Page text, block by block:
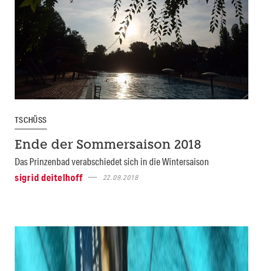
TSCHÜSS
Ende der Sommersaison 2018
Das Prinzenbad verabschiedet sich in die Wintersaison
sigrid deitelhoff
22.09.2018